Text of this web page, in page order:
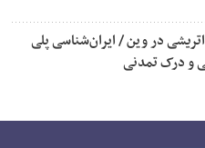
در وین / ایران‌شناسی پلی
و درک تمدنی